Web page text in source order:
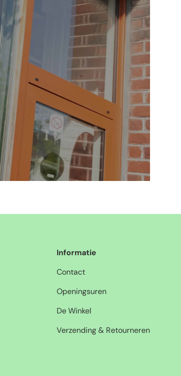
Informatie
Contact
Openingsuren
De Winkel
Verzending & Retourneren